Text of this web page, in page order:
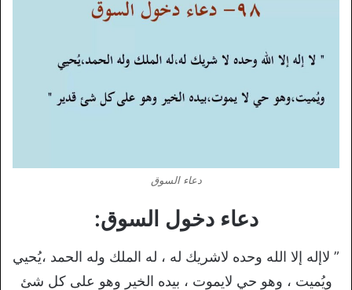
دعاء السوق
دعاء دخول السوق:
” لاإله إلا الله وحده لاشريك له ، له الملك وله الحمد ،يُحيي
ويُميت ، وهو حي لايموت ، بيده الخير وهو على كل شئ